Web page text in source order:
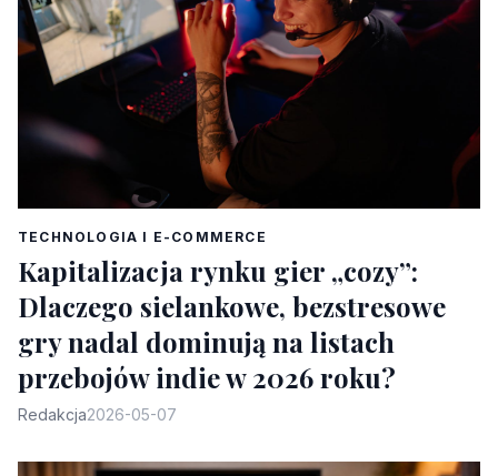
TECHNOLOGIA I E-COMMERCE
Kapitalizacja rynku gier „cozy”:
Dlaczego sielankowe, bezstresowe
gry nadal dominują na listach
przebojów indie w 2026 roku?
Redakcja2026-05-07